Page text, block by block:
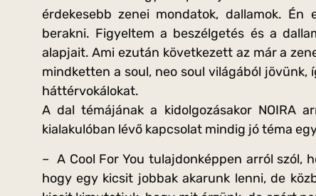
érdekesebb zenei mondatok, dallamok.
berakni. Figyeltem a beszélgetés és a
alapjait. Ami ezután következett az már a
mindketten a soul, neo soul világából
háttérvokálokat.
A dal témájának a kidolgozásakor NOIRA
kialakulóban lévő kapcsolat mindig jó téma
– A Cool For You tulajdonképpen arról szól,
hogy egy kicsit jobbak akarunk lenni, de